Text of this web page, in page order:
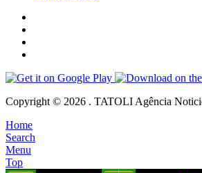
Copyright © 2026 . TATOLI Agência
Home
Search
Menu
Top